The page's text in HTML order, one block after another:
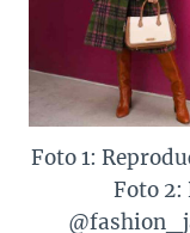
Foto 1:
Foto